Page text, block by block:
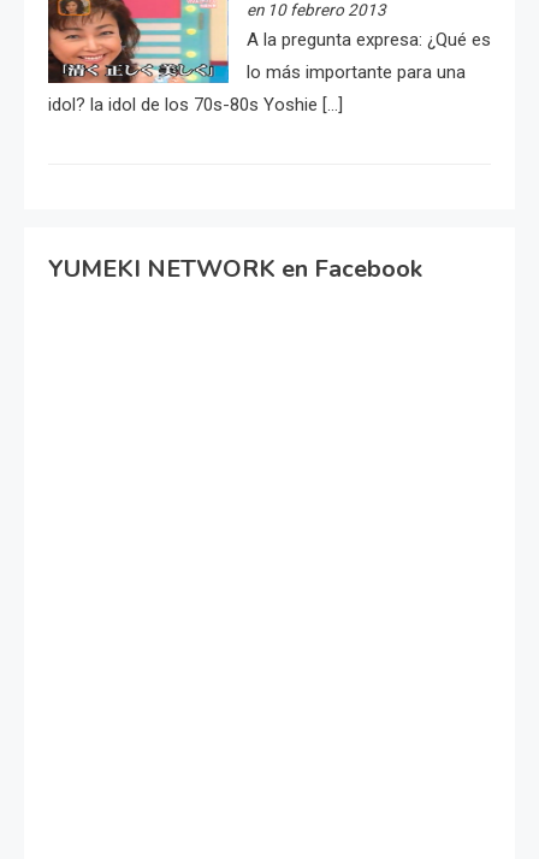
en 10 febrero 2013
A la pregunta expresa: ¿Qué es
lo más importante para una
idol? la idol de los 70s-80s Yoshie […]
YUMEKI NETWORK en Facebook